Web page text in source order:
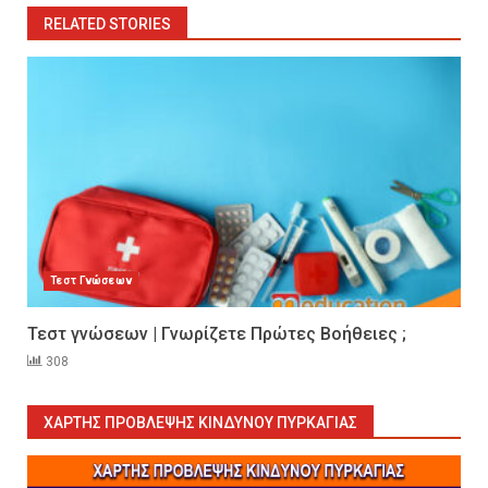
RELATED STORIES
Τεστ Γνώσεων
Τεστ γνώσεων | Γνωρίζετε Πρώτες Βοήθειες ;
308
ΧΆΡΤΗΣ ΠΡΌΒΛΕΨΗΣ ΚΙΝΔΎΝΟΥ ΠΥΡΚΑΓΙΆΣ
6
αλλάξουμε ζωές;